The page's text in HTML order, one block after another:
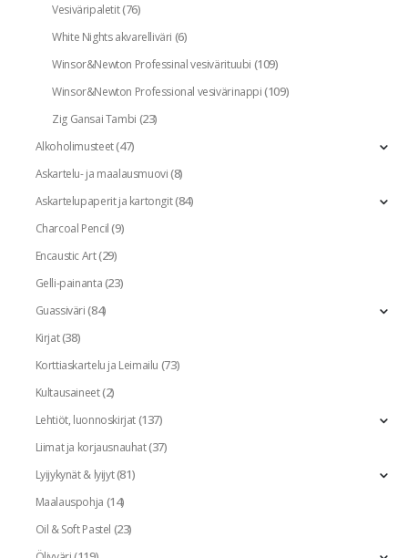
Vesiväripaletit(76)
White Nights akvarelliväri (6)
Winsor&Newton Professinal vesivärituubi (109)
Winsor&Newton Professional vesivärinappi(109)
Zig Gansai Tambi (23)
Alkoholimusteet(47)
Askartelu- ja maalausmuovi(8)
Askartelupaperit ja kartongit(84)
Charcoal Pencil(9)
Encaustic Art(29)
Gelli-painanta(23)
Guassiväri(84)
Kirjat(38)
Korttiaskartelu ja Leimailu (73)
Kultausaineet(2)
Lehtiöt, luonnoskirjat(137)
Liimat ja korjausnauhat(37)
Lyijykynät & lyijyt(81)
Maalauspohja (14)
Oil & Soft Pastel (23)